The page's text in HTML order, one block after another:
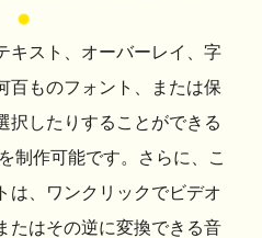
キスト、オーバーレイ、字
百ものフォント、または保
択したりすることができる
制作可能です。さらに、こ
は、ワンクリックでビデオ
たはその逆に変換できる音